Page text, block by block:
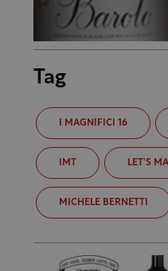
Tag
I MAGNIFICI 16
IMT LET'S
MICHELE BERNETTI